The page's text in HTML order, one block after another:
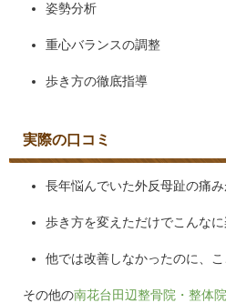
姿勢分析
重心バランスの調整
歩き方の徹底指導
実際の口コミ
長年悩んでいた外反母趾の痛
歩き方を変えただけでこんな
他では改善しなかったのに、
その他の南花台田辺整骨院・整体